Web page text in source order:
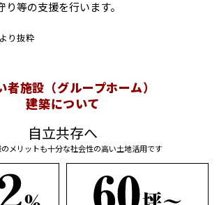
り等の支援を行います。
り抜粋
者施設（グループホーム）
建築について
自立共存へ
メリットも十分な社会性の高い土地活用です